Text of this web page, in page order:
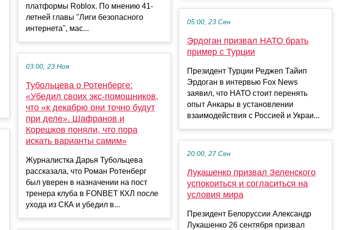
платформы Roblox. По мнению 41-
летней главы "Лиги безопасного
интернета", мас...
03:00, 23 Ноя
Тубольцева о Ротенберге:
«Убедил своих экс-помощников,
что «к декабрю они точно будут
при деле». Шафранов и
Корешков поняли, что пора
искать варианты самим»
Журналистка Дарья Тубольцева
рассказала, что Роман Ротенберг
был уверен в назначении на пост
тренера клуба в FONBET КХЛ после
ухода из СКА и убедил в...
05:00, 23 Сен
Эрдоган призвал НАТО брать
пример с Турции
Президент Турции Реджеп Тайип
Эрдоган в интервью Fox News
заявил, что НАТО стоит перенять
опыт Анкары в установлении
взаимодействия с Россией и Украи...
20:00, 27 Сен
Лукашенко призвал Зеленского
успокоиться и согласиться на
условия мира
Президент Белоруссии Александр
Лукашенко 26 сентября призвал